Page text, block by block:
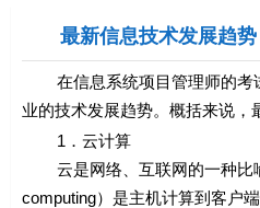
最新信息技术发展趋势
在信息系统项目管理师的考试
业的技术发展趋势。概括来说，
1．云计算
云是网络、互联网的一种比喻
computing）是主机计算到客户